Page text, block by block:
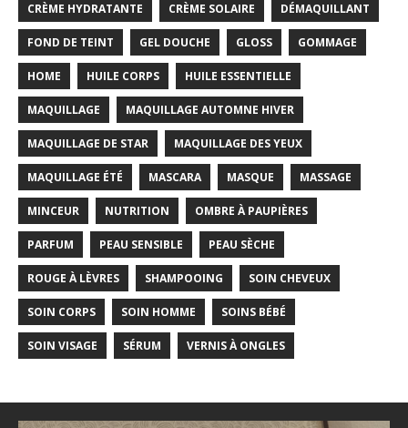
CRÈME HYDRATANTE CRÈME SOLAIRE DÉMAQUILLANT
FOND DE TEINT GEL DOUCHE GLOSS GOMMAGE
HOME HUILE CORPS HUILE ESSENTIELLE
MAQUILLAGE MAQUILLAGE AUTOMNE HIVER
MAQUILLAGE DE STAR MAQUILLAGE DES YEUX
MAQUILLAGE ÉTÉ MASCARA MASQUE MASSAGE
MINCEUR NUTRITION OMBRE À PAUPIÈRES
PARFUM PEAU SENSIBLE PEAU SÈCHE
ROUGE À LÈVRES SHAMPOOING SOIN CHEVEUX
SOIN CORPS SOIN HOMME SOINS BÉBÉ
SOIN VISAGE SÉRUM VERNIS À ONGLES